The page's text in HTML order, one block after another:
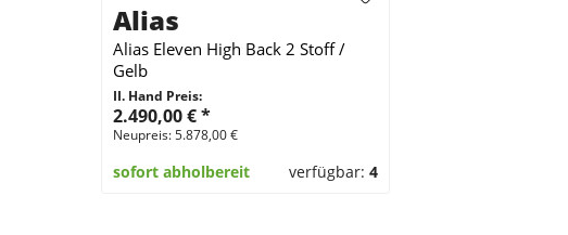
Alias
Alias Eleven High Back 2 Stoff /
Gelb
II. Hand Preis:
2.490,00 €*
Neupreis: 5.878,00 €
sofort abholbereit verfügbar:4